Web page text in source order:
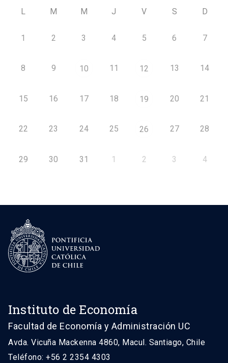
L M M J V S D
1 2 3 4 5 6 7
8 9 10 11 12 13 14
15 16 17 18 19 20 21
22 23 24 25 26 27 28
29 30 31 1 2 3 4
Instituto de Economía
Facultad de Economía y Administración UC
Avda. Vicuña Mackenna 4860, Macul. Santiago, Chile
Teléfono: +56 2 2354 4303